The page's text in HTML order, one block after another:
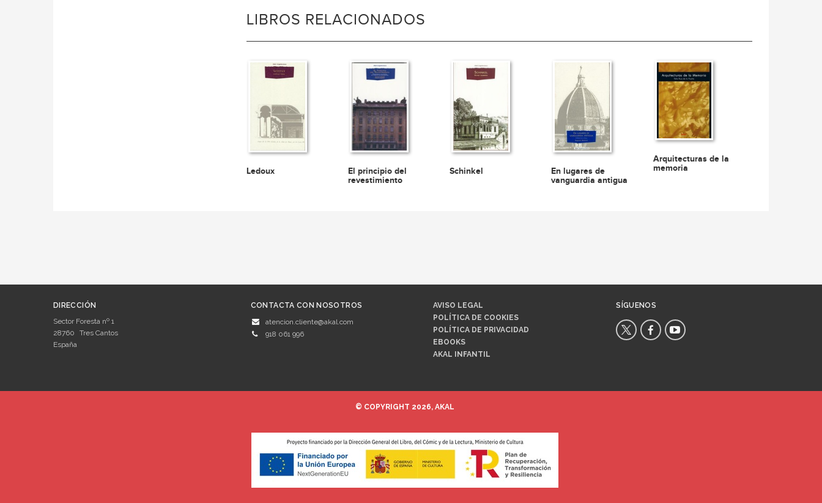
LIBROS RELACIONADOS
Ledoux
El principio del
revestimiento
Schinkel
En lugares de
vanguardia antigua
Arquitecturas de la
memoria
DIRECCIÓN
Sector Foresta nº 1
28760
Tres Cantos
España
CONTACTA CON NOSOTROS
atencion.cliente@akal.com
918 061 996
AVISO LEGAL
POLÍTICA DE COOKIES
POLÍTICA DE PRIVACIDAD
EBOOKS
AKAL INFANTIL
SÍGUENOS
© COPYRIGHT 2026, AKAL